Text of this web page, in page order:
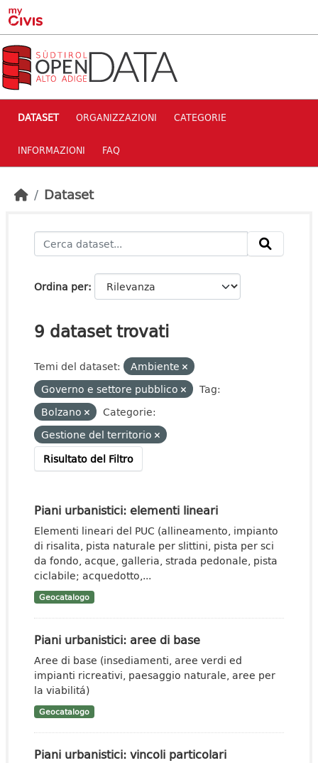
Skip to main content
DATASET ORGANIZZAZIONI CATEGORIE
INFORMAZIONI FAQ
Dataset
Ordina per
9 dataset trovati
Temi del dataset:
Ambiente
Governo e settore pubblico
Tag:
Bolzano
Categorie:
Gestione del territorio
Risultato del Filtro
Piani urbanistici: elementi lineari
Elementi lineari del PUC (allineamento, impianto
di risalita, pista naturale per slittini, pista per sci
da fondo, acque, galleria, strada pedonale, pista
ciclabile; acquedotto,...
Geocatalogo
Piani urbanistici: aree di base
Aree di base (insediamenti, aree verdi ed
impianti ricreativi, paesaggio naturale, aree per
la viabilitá)
Geocatalogo
Piani urbanistici: vincoli particolari